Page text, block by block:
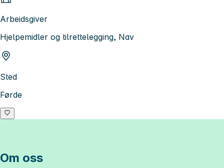
Arbeidsgiver
Hjelpemidler og tilrettelegging, Nav
Sted
Førde
Om oss